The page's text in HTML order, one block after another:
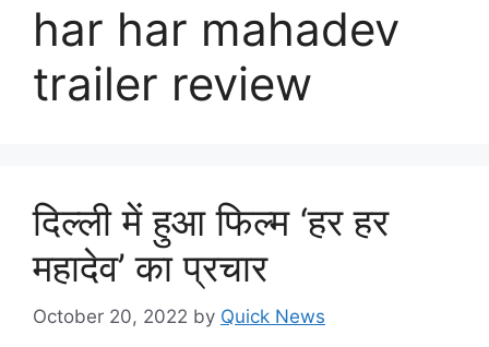
har har mahadev
trailer review
दिल्ली में हुआ फिल्म ‘हर हर
महादेव’ का प्रचार
October 20, 2022 by Quick News